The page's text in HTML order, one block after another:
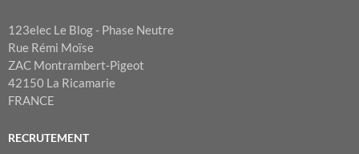
123elec Le Blog - Phase Neutre
Rue Rémi Moïse
ZAC Montrambert-Pigeot
42150 La Ricamarie
FRANCE
RECRUTEMENT